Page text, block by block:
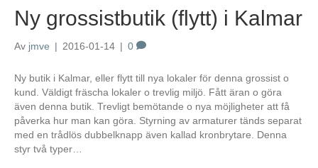
Ny grossistbutik (flytt) i Kalmar
Av jmve | 2016-01-14 | 0
Ny butik i Kalmar, eller flytt till nya lokaler för denna grossist o
kund. Väldigt fräscha lokaler o trevlig miljö. Fått äran o göra
även denna butik. Trevligt bemötande o nya möjligheter att få
påverka hur man kan göra. Styrning av armaturer tänds separat
med en trådlös dubbelknapp även kallad kronbrytare. Denna
styr två typer…